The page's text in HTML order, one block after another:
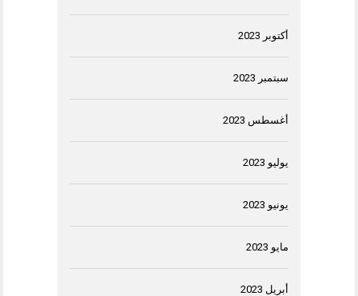
أكتوبر 2023
سبتمبر 2023
أغسطس 2023
يوليو 2023
يونيو 2023
مايو 2023
أبريل 2023